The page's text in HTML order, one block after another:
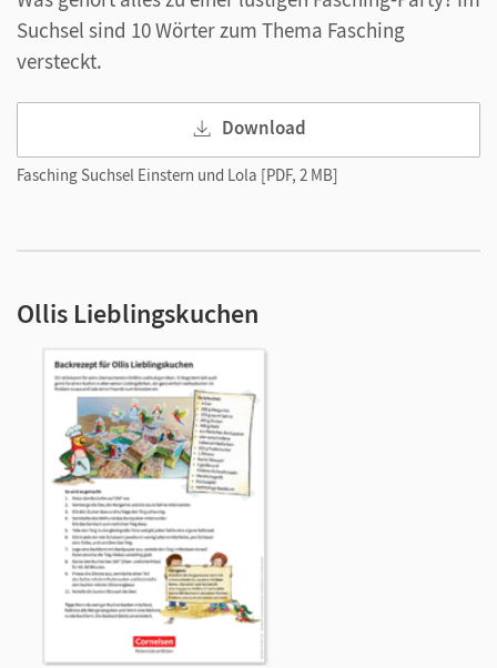
Suchsel sind 10 Wörter zum Thema Fasching
versteckt.
Download
Fasching Suchsel Einstern und Lola [PDF, 2 MB]
Ollis Lieblingskuchen